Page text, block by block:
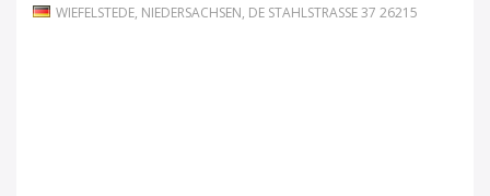
WIEFELSTEDE, NIEDERSACHSEN, DE STAHLSTRASSE 37 26215